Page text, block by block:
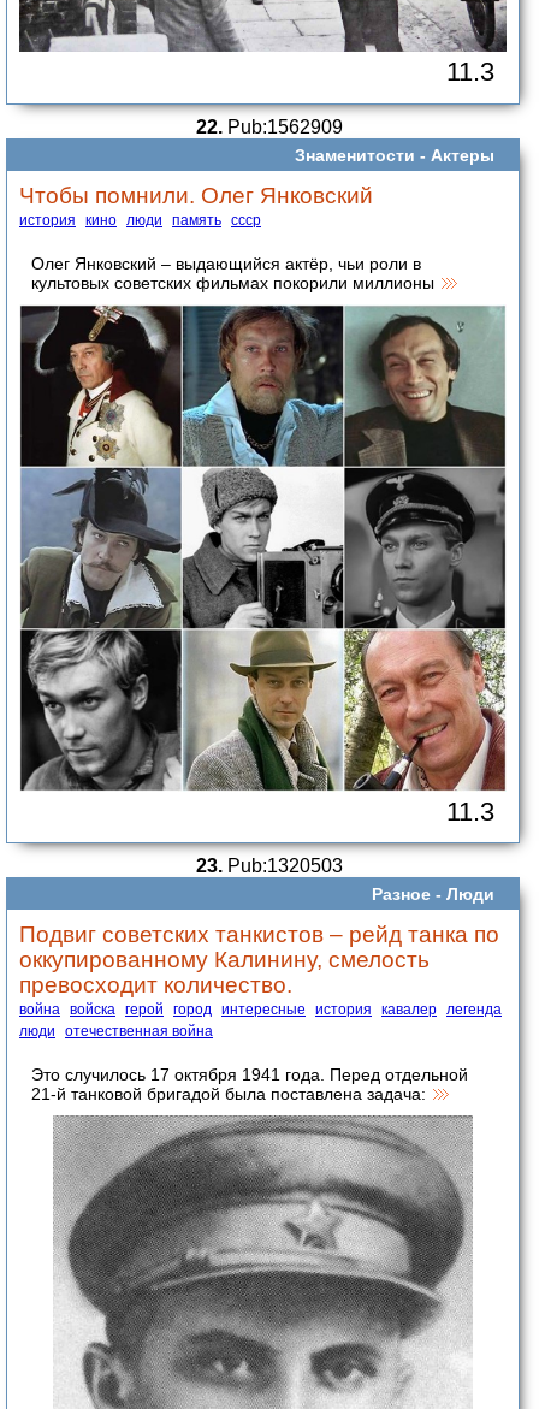
11.3
22. Pub:1562909
Знаменитости - Актеры
Чтобы помнили. Олег Янковский
история кино люди память ссср
Олег Янковский – выдающийся актёр, чьи роли в
культовых советских фильмах покорили миллионы
11.3
23. Pub:1320503
Разное - Люди
Подвиг советских танкистов – рейд танка по
оккупированному Калинину, смелость
превосходит количество.
война войска герой город интересные история кавалер легенда
люди
отечественная война
Это случилось 17 октября 1941 года. Перед отдельной
21-й танковой бригадой была поставлена задача: